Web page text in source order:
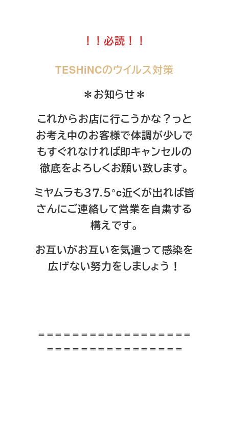
！！必読！！
TESHiNCのウイルス対策
＊お知らせ＊
これからお店に行こうかな？っと
お考え中のお客様で体調が少しで
もすぐれなければ即キャンセルの
徹底をよろしくお願い致します。
ミヤムラも３７.５°c近くが出れば皆
さんにご連絡して営業を自粛する
構えです。
お互いがお互いを気遣って感染を
広げない努力をしましょう！
＝＝＝＝＝＝＝＝＝＝＝＝＝＝＝＝＝＝
＝＝＝＝＝＝＝＝＝＝＝＝＝＝＝＝